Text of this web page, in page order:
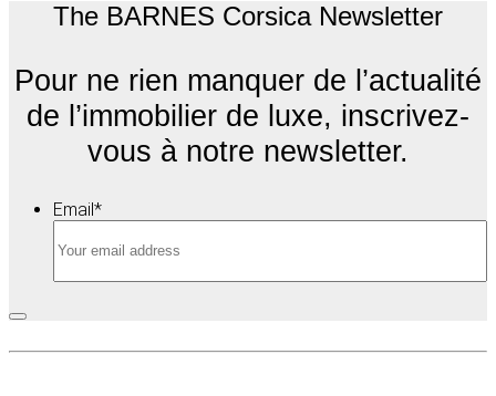
The BARNES Corsica Newsletter
Pour ne rien manquer de l’actualité
de l’immobilier de luxe, inscrivez-
vous à notre newsletter.
Email*